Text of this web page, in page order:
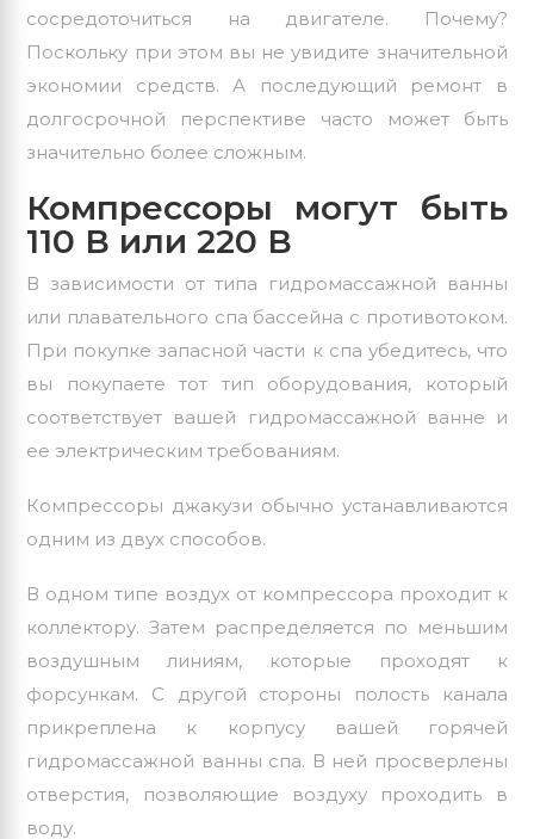
сосредоточиться на двигателе. Почему?
Поскольку при этом вы не увидите значительной
экономии средств. А последующий ремонт в
долгосрочной перспективе часто может быть
значительно более сложным.
Компрессоры могут быть
110 В или 220 В
В зависимости от типа гидромассажной ванны
или плавательного спа бассейна с противотоком.
При покупке запасной части к спа убедитесь, что
вы покупаете тот тип оборудования, который
соответствует вашей гидромассажной ванне и
ее электрическим требованиям.
Компрессоры джакузи обычно устанавливаются
одним из двух способов.
В одном типе воздух от компрессора проходит к
коллектору. Затем распределяется по меньшим
воздушным линиям, которые проходят к
форсункам. С другой стороны полость канала
прикреплена к корпусу вашей горячей
гидромассажной ванны спа. В ней просверлены
отверстия, позволяющие воздуху проходить в
воду.